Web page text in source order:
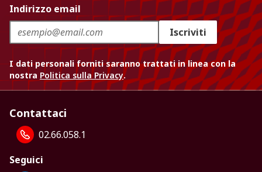
Indirizzo email
Iscriviti
I dati personali forniti saranno trattati in linea con la
nostra Politica sulla Privacy.
Contattaci
02.66.058.1
Seguici